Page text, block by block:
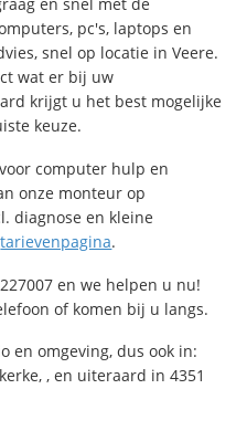
pc's, laptops en
snel op locatie in Veere.
wat er bij uw
krijgt u het best mogelijke
keuze.
voor computer hulp en
onze monteur op
diagnose en kleine
tarievenpagina.
en we helpen u nu!
of komen bij u langs.
en omgeving, dus ook in:
, en uiteraard in 4351